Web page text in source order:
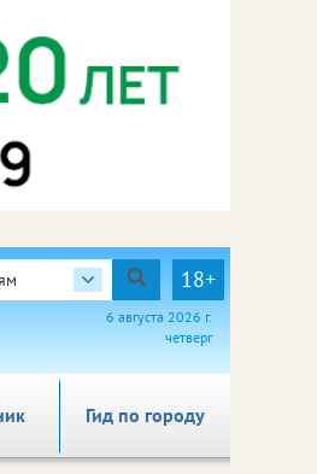
18+
6 августа 2026 г.
четверг
Гид по городу